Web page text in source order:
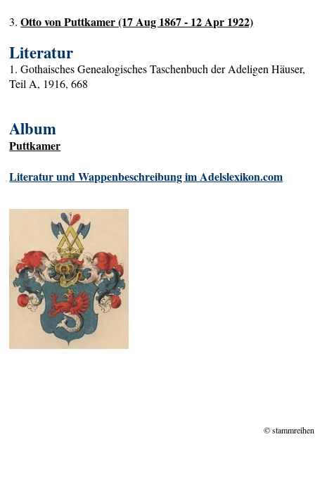
3.Otto von Puttkamer (17 Aug 1867 - 12 Apr 1922)
Literatur
1. Gothaisches Genealogisches Taschenbuch der Adeligen Häuser,
Teil A, 1916, 668
Album
Puttkamer
Literatur und Wappenbeschreibung im Adelslexikon.com
©